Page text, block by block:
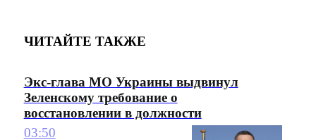
ЧИТАЙТЕ ТАКЖЕ
Экс-глава МО Украины выдвинул
Зеленскому требование о
восстановлении в должности
03:50